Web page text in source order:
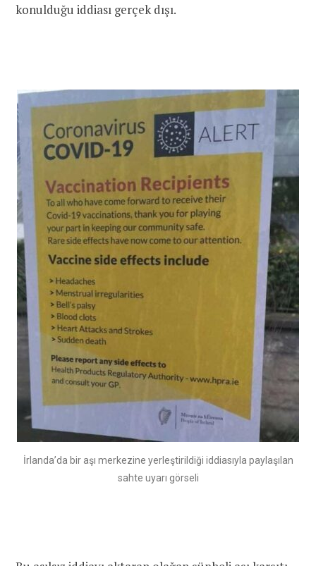
konulduğu iddiası gerçek dışı.
İrlanda’da bir aşı merkezine yerleştirildiği iddiasıyla paylaşılan
sahte uyarı görseli